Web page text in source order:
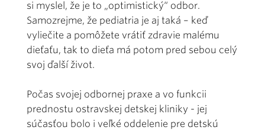
si myslel, že je to „optimistický“ odbor.
Samozrejme, že pediatria je aj taká – keď
vyliečite a pomôžete vrátiť zdravie malému
dieťaťu, tak to dieťa má potom pred sebou celý
svoj ďalší život.
Počas svojej odbornej praxe a vo funkcii
prednostu ostravskej detskej kliniky - jej
súčasťou bolo i veľké oddelenie pre detskú